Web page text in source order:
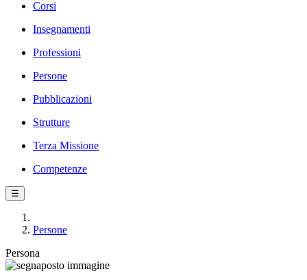
Corsi
Insegnamenti
Professioni
Persone
Pubblicazioni
Strutture
Terza Missione
Competenze
☰
Persone
Persona